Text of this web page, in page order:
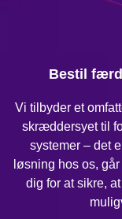
Bestil
Vi tilbyder et
skræddersyet til
systemer – det
løsning hos os,
dig for at sikre,